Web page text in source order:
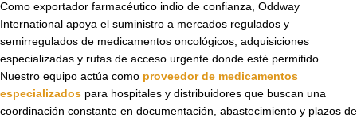
Como exportador farmacéutico indio de confianza, Oddway
International apoya el suministro a mercados regulados y
semirregulados de medicamentos oncológicos, adquisiciones
especializadas y rutas de acceso urgente donde esté permitido.
Nuestro equipo actúa como proveedor de medicamentos
especializados para hospitales y distribuidores que buscan una
coordinación constante en documentación, abastecimiento y plazos de